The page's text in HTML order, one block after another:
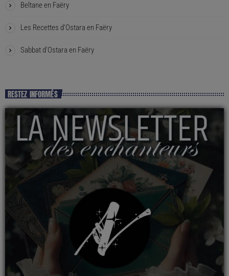
Beltane en Faëry
Les Recettes d’Ostara en Faëry
Sabbat d’Ostara en Faëry
RESTEZ INFORMÉS